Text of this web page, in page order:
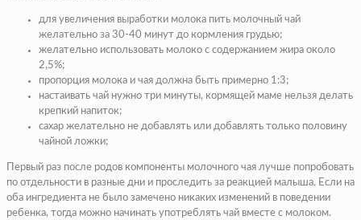
для увеличения выработки молока пить молочный чай
желательно за 30-40 минут до кормления грудью;
желательно использовать молоко с содержанием жира около
2,5%;
пропорция молока и чая должна быть примерно 1:3;
настаивать чай нужно три минуты, кормящей маме нельзя делать
крепкий напиток;
сахар желательно не добавлять или добавлять только половину
чайной ложки;
Первый раз после родов компоненты молочного чая лучше попробовать
по отдельности в разные дни и проследить за реакцией малыша. Если на
оба ингредиента не было замечено никаких изменений в поведении
ребенка, тогда можно начинать употреблять чай вместе с молоком.